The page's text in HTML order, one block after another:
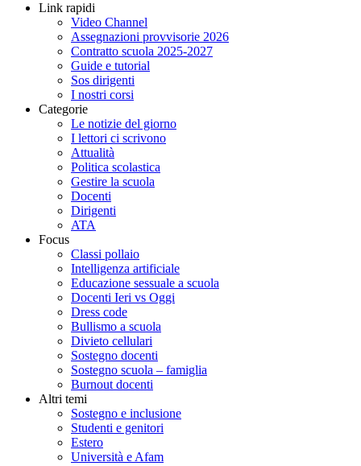
Link rapidi
Video Channel
Assegnazioni provvisorie 2026
Contratto scuola 2025-2027
Guide e tutorial
Sos dirigenti
I nostri corsi
Categorie
Le notizie del giorno
I lettori ci scrivono
Attualità
Politica scolastica
Gestire la scuola
Docenti
Dirigenti
ATA
Focus
Classi pollaio
Intelligenza artificiale
Educazione sessuale a scuola
Docenti Ieri vs Oggi
Dress code
Bullismo a scuola
Divieto cellulari
Sostegno docenti
Sostegno scuola – famiglia
Burnout docenti
Altri temi
Sostegno e inclusione
Studenti e genitori
Estero
Università e Afam